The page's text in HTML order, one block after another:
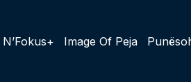
N’Fokus+ Image Of Peja